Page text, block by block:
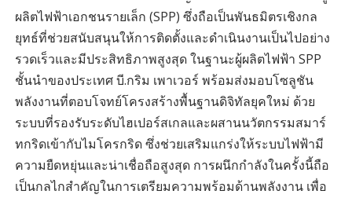
ผลิตไฟฟ้าเอกชนรายเล็ก (SPP) ซึ่งถือเป็นพันธมิตรเชิงกล
ยุทธ์ที่ช่วยสนับสนุนให้การติดตั้งและดำเนินงานเป็นไปอย่าง
รวดเร็วและมีประสิทธิภาพสูงสุด ในฐานะผู้ผลิตไฟฟ้า SPP
ชั้นนำของประเทศ บี.กริม เพาเวอร์ พร้อมส่งมอบโซลูชัน
พลังงานที่ตอบโจทย์โครงสร้างพื้นฐานดิจิทัลยุคใหม่ ด้วย
ระบบที่รองรับระดับไฮเปอร์สเกลและผสานนวัตกรรมสมาร์
ทกริดเข้ากับไมโครกริด ซึ่งช่วยเสริมแกร่งให้ระบบไฟฟ้ามี
ความยืดหยุ่นและน่าเชื่อถือสูงสุด การผนึกกำลังในครั้งนี้ถือ
เป็นกลไกสำคัญในการเตรียมความพร้อมด้านพลังงาน เพื่อ